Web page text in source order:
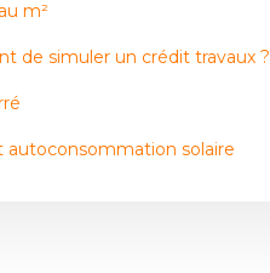
m²
de simuler un crédit travaux ?
autoconsommation solaire